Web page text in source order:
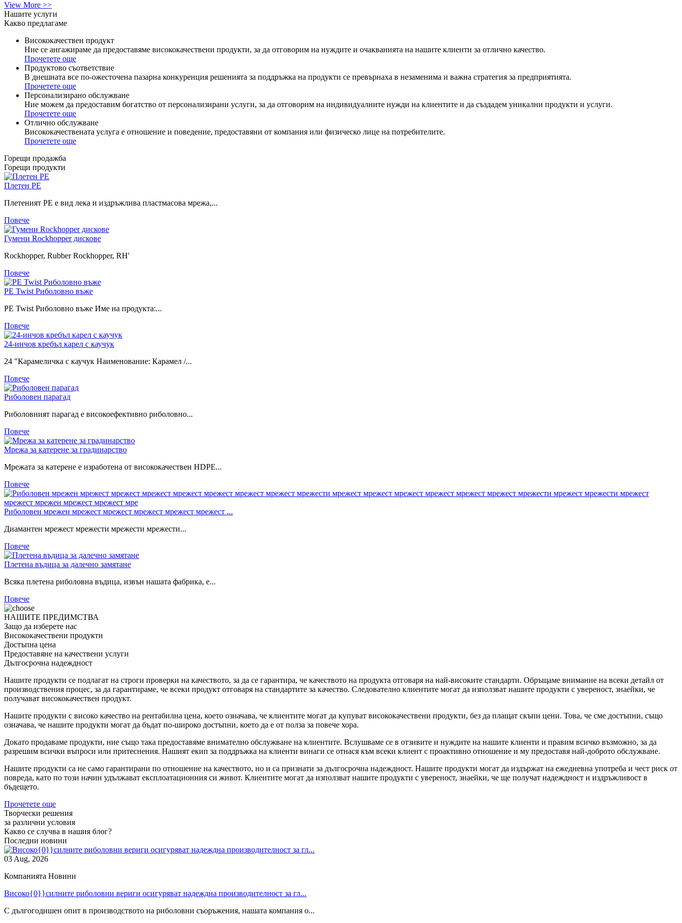
View More >>
Нашите услуги
Какво предлагаме
Висококачествен продукт
Ние се ангажираме да предоставяме висококачествени продукти, за да отговорим на нуждите и очакванията на нашите клиенти за отлично качество.
Прочетете още
Продуктово съответствие
В днешната все по-ожесточена пазарна конкуренция решенията за поддръжка на продукти се превърнаха в незаменима и важна стратегия за предприятията.
Прочетете още
Персонализирано обслужване
Ние можем да предоставим богатство от персонализирани услуги, за да отговорим на индивидуалните нужди на клиентите и да създадем уникални продукти и услуги.
Прочетете още
Отлично обслужване
Висококачествената услуга е отношение и поведение, предоставяни от компания или физическо лице на потребителите.
Прочетете още
Горещи продажба
Горещи продукти
Плетен PE
Плетеният PE е вид лека и издръжлива пластмасова мрежа,...
Повече
Гумени Rockhopper дискове
Rockhopper, Rubber Rockhopper, RH'
Повече
PE Twist Риболовно въже
PE Twist Риболовно въже Име на продукта:...
Повече
24-инчов кребъл карел с каучук
24 "Карамеличка с каучук Наименование: Карамел /...
Повече
Риболовен парагад
Риболовният парагад е високоефективно риболовно...
Повече
Мрежа за катерене за градинарство
Мрежата за катерене е изработена от висококачествен HDPE...
Повече
Риболовен мрежен мрежест мрежест мрежест мрежест мрежест ...
Диамантен мрежест мрежести мрежести мрежести...
Повече
Плетена въдица за далечно замятане
Всяка плетена риболовна въдица, извън нашата фабрика, е...
Повече
НАШИТЕ ПРЕДИМСТВА
Защо да изберете нас
Висококачествени продукти
Достъпна цена
Предоставяне на качествени услуги
Дългосрочна надеждност
Нашите продукти се подлагат на строги проверки на качеството, за да се гарантира, че качеството на продукта отговаря на най-високите стандарти. Обръщаме внимание на всеки детайл от
производствения процес, за да гарантираме, че всеки продукт отговаря на стандартите за качество. Следователно клиентите могат да използват нашите продукти с увереност, знаейки, че
получават висококачествен продукт.
Нашите продукти с високо качество на рентабилна цена, което означава, че клиентите могат да купуват висококачествени продукти, без да плащат скъпи цени. Това, че сме достъпни, също
означава, че нашите продукти могат да бъдат по-широко достъпни, което да е от полза за повече хора.
Докато продаваме продукти, ние също така предоставяме внимателно обслужване на клиентите. Вслушваме се в отзивите и нуждите на нашите клиенти и правим всичко възможно, за да
разрешим всички въпроси или притеснения. Нашият екип за поддръжка на клиенти винаги се отнася към всеки клиент с проактивно отношение и му предоставя най-доброто обслужване.
Нашите продукти са не само гарантирани по отношение на качеството, но и са признати за дългосрочна надеждност. Нашите продукти могат да издържат на ежедневна употреба и чест риск от
повреда, като по този начин удължават експлоатационния си живот. Клиентите могат да използват нашите продукти с увереност, знаейки, че ще получат надеждност и издръжливост в
бъдещето.
Прочетете още
Творчески решения
за различни условия
Какво се случва в нашия блог?
Последни новини
03 Aug, 2026
Компанията Новини
Високо{0}}силните риболовни вериги осигуряват надеждна производителност за гл...
С дългогодишен опит в производството на риболовни съоръжения, нашата компания о...